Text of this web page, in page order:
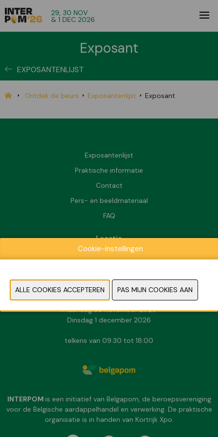
29, 30 NOV
& 1 DEC 2026
Exposant
EXPOSANTENLIJST
Ontdek de beurs Exposantenlijst Exposant
Exposantenlijst
Praktische informatie
Contact
Pers- en beeldmateriaal
FAQ
Locatie
Kortrijk Xpo
Doorniksesteenweg 216
Data & Openingsuren
Zondag 29 november 2026
Maandag 30 november 2026
Dinsdag 1 december 2026
telkens van 09:30 tot 18:00
INTERPOM is een initiatief van Belgapom, de beroepsvereniging
voor de Belgische aardappelhandel en verwerking. De praktische
organisatie is in handen van Kortrijk Xpo.
Cookie-instellingen